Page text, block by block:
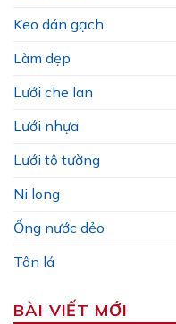
Keo dán gạch
Làm dẹp
Lưới che lan
Lưới nhựa
Lưới tô tường
Ni long
Ống nước dẻo
Tôn lá
BÀI VIẾT MỚI